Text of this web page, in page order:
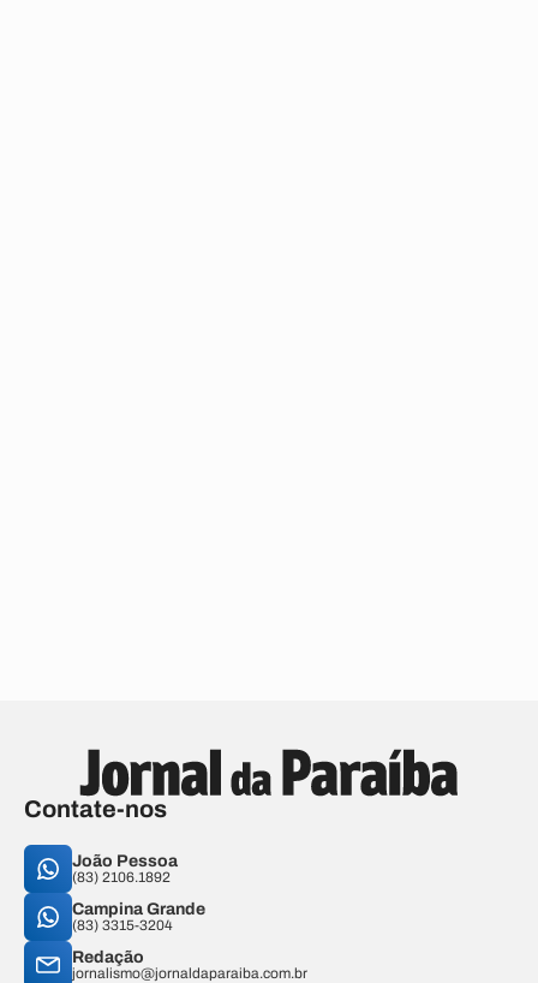
Contate-nos
João Pessoa
(83) 2106.1892
Campina Grande
(83) 3315-3204
Redação
jornalismo@jornaldaparaiba.com.br